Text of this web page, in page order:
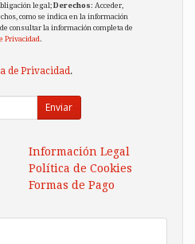
legal;Derechos: Acceder,
como se indica en la información
consultar la información completa de
Privacidad.
de Privacidad.
Enviar
Información Legal
Política de Cookies
Formas de Pago